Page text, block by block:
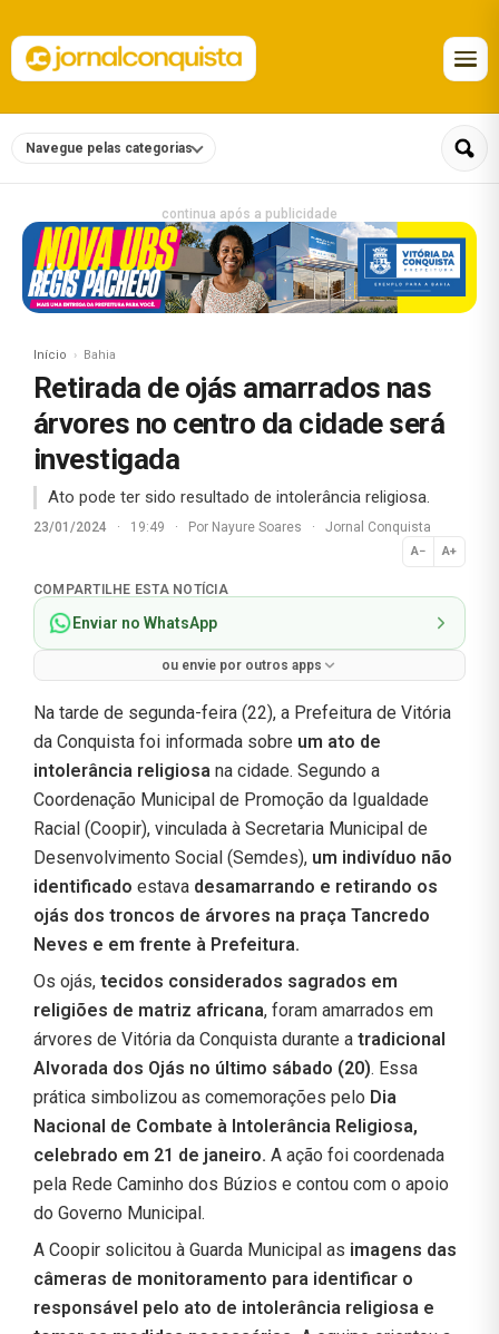
Navegue pelas categorias
continua após a publicidade
Início Bahia
Retirada de ojás amarrados nas
árvores no centro da cidade será
investigada
Ato pode ter sido resultado de intolerância religiosa.
23/01/2024 · 19:49 · Por Nayure Soares · Jornal Conquista
A− A+
Normal
COMPARTILHE ESTA NOTÍCIA
Enviar no WhatsApp
ou envie por outros apps
Na tarde de segunda-feira (22), a Prefeitura de Vitória
da Conquista foi informada sobre um ato de
intolerância religiosa na cidade. Segundo a
Coordenação Municipal de Promoção da Igualdade
Racial (Coopir), vinculada à Secretaria Municipal de
Desenvolvimento Social (Semdes), um indivíduo não
identificado estava desamarrando e retirando os
ojás dos troncos de árvores na praça Tancredo
Neves e em frente à Prefeitura.
Os ojás, tecidos considerados sagrados em
religiões de matriz africana, foram amarrados em
árvores de Vitória da Conquista durante a tradicional
Alvorada dos Ojás no último sábado (20). Essa
prática simbolizou as comemorações pelo Dia
Nacional de Combate à Intolerância Religiosa,
celebrado em 21 de janeiro. A ação foi coordenada
pela Rede Caminho dos Búzios e contou com o apoio
do Governo Municipal.
A Coopir solicitou à Guarda Municipal as imagens das
câmeras de monitoramento para identificar o
responsável pelo ato de intolerância religiosa e